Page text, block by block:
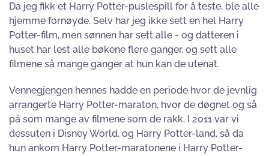
Da jeg fikk et Harry Potter-puslespill for å teste, ble alle
hjemme fornøyde. Selv har jeg ikke sett en hel Harry
Potter-film, men sønnen har sett alle - og datteren i
huset har lest alle bøkene flere ganger, og sett alle
filmene så mange ganger at hun kan de utenat.
Vennegjengen hennes hadde en periode hvor de jevnlig
arrangerte Harry Potter-maraton, hvor de døgnet og så
på som mange av filmene som de rakk. I 2011 var vi
dessuten i Disney World, og Harry Potter-land, så da
hun ankom Harry Potter-maratonene i Harry Potter-